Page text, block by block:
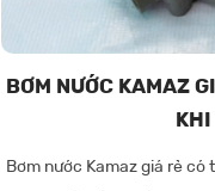
BƠM NƯỚC KAMAZ
Bơm nước Kamaz giá rẻ